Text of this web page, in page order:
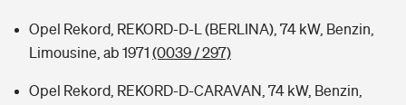
Opel Rekord, REKORD-D-L (BERLINA), 74 kW, Benzin,
Limousine, ab 1971 (0039 / 297)
Opel Rekord, REKORD-D-CARAVAN, 74 kW, Benzin,